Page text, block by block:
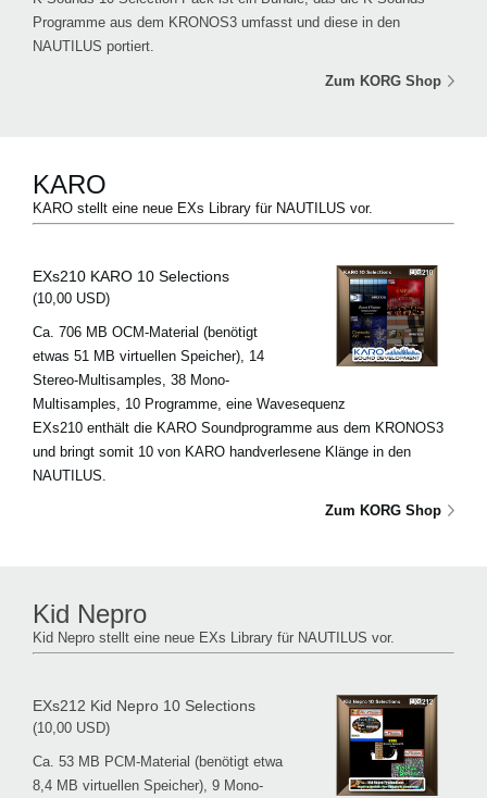
Programme aus dem KRONOS3 umfasst und diese in den
NAUTILUS portiert.
Zum KORG Shop
KARO
KARO stellt eine neue EXs Library für NAUTILUS vor.
EXs210 KARO 10 Selections
(10,00 USD)
Ca. 706 MB OCM-Material (benötigt
etwas 51 MB virtuellen Speicher), 14
Stereo-Multisamples, 38 Mono-
Multisamples, 10 Programme, eine Wavesequenz
EXs210 enthält die KARO Soundprogramme aus dem KRONOS3
und bringt somit 10 von KARO handverlesene Klänge in den
NAUTILUS.
Zum KORG Shop
Kid Nepro
Kid Nepro stellt eine neue EXs Library für NAUTILUS vor.
EXs212 Kid Nepro 10 Selections
(10,00 USD)
Ca. 53 MB PCM-Material (benötigt etwa
8,4 MB virtuellen Speicher), 9 Mono-